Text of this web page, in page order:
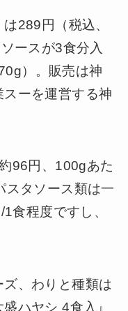
289円（税込、
ースが3食分入
）。販売は神
ーを運営する神
96円、100gあた
スタソース類は一
食程度ですし、
、わりと種類は
ハヤシ 4食入』